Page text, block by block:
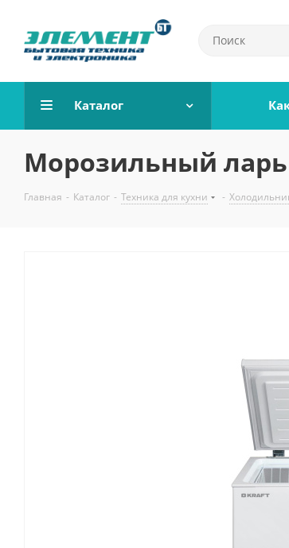
Каталог
Морозильный ларь
Главная - Каталог - Техника для кухни -